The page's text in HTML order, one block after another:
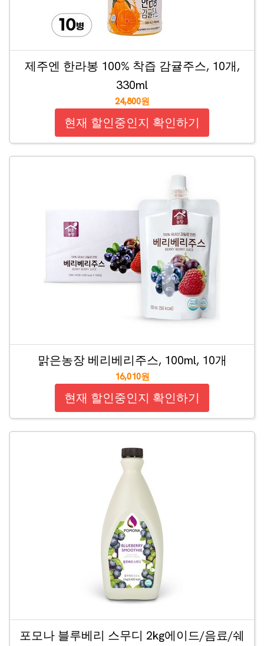
제주엔 한라봉 100% 착즙 감귤주스, 10개,
330ml
24,800원
현재 할인중인지 확인하기
맑은농장 베리베리주스, 100ml, 10개
16,010원
현재 할인중인지 확인하기
포모나 블루베리 스무디 2kg에이드/음료/쉐